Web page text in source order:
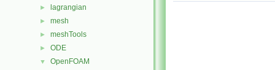
► lagrangian
► mesh
► meshTools
► ODE
▼ OpenFOAM